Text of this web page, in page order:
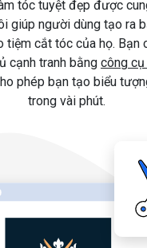
tóc tuyệt đẹp được
giúp người dùng tạo ra
tiệm cắt tóc của họ. Bạn
cạnh tranh bằng công
phép bạn tạo biểu
trong vài phút.